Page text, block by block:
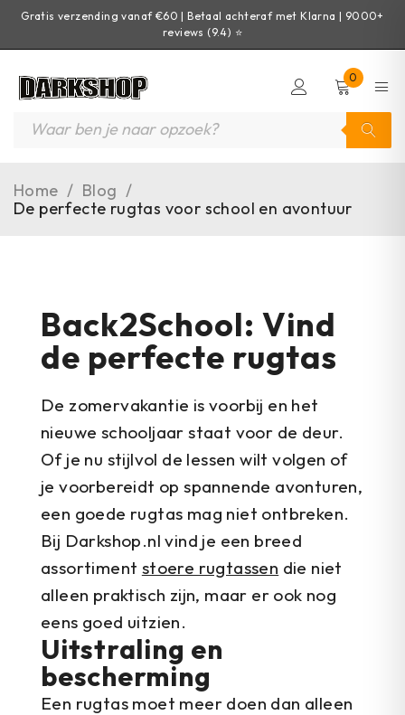
Gratis verzending vanaf €60 | Betaal achteraf met Klarna | 9000+
reviews (9.4) ⭐
0
Home / Blog /
De perfecte rugtas voor school en avontuur
Back2School: Vind
de perfecte rugtas
De zomervakantie is voorbij en het
nieuwe schooljaar staat voor de deur.
Of je nu stijlvol de lessen wilt volgen of
je voorbereidt op spannende avonturen,
een goede rugtas mag niet ontbreken.
Bij Darkshop.nl vind je een breed
assortiment stoere rugtassen die niet
alleen praktisch zijn, maar er ook nog
eens goed uitzien.
Uitstraling en
bescherming
Een rugtas moet meer doen dan alleen